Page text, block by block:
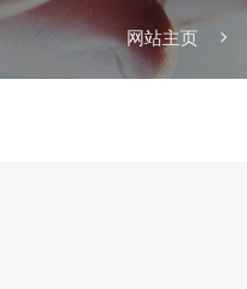
网站主页